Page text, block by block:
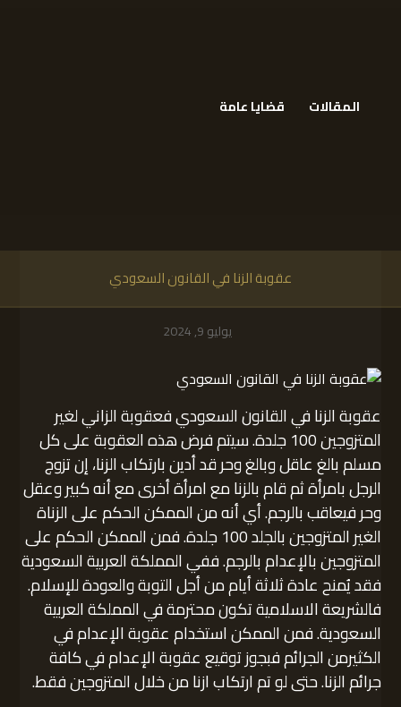
المقالات قضايا عامة
عقوبة الزنا في القانون السعودي
يوليو 9, 2024
عقوبة الزنا في القانون السعودي فعقوبة الزاني لغير
المتزوجين 100 جلدة. سيتم فرض هذه العقوبة على كل
مسلم بالغ عاقل وبالغ وحر قد أدين بارتكاب الزنا، إن تزوج
الرجل بامرأة ثم قام بالزنا مع امرأة أخرى مع أنه كبير وعقل
وحر فيعاقب بالرجم. أي أنه من الممكن الحكم على الزناة
الغير المتزوجين بالجلد 100 جلدة. فمن الممكن الحكم على
المتزوجين بالإعدام بالرجم. ففي المملكة العربية السعودية
فقد يُمنح عادة ثلاثة أيام من أجل التوبة والعودة للإسلام.
فالشريعة الاسلامية تكون محترمة في المملكة العربية
السعودية. فمن الممكن استخدام عقوبة الإعدام في
الكثيرمن الجرائم فبجوز توقيع عقوبة الإعدام في كافة
جرائم الزنا. حتى لو تم ارتكاب ازنا من خلال المتزوجين فقط.